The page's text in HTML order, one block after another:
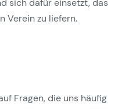
sich dafür einsetzt, das
Verein zu liefern.
Fragen, die uns häufig